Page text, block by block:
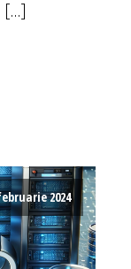
[…]
2024